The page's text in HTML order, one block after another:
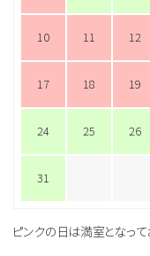
10 11 12
17 18 19
24 25 26
31
ピンクの日は満室となって